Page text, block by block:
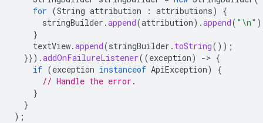
for (String attribution : attributions)
{
stringBuilder .append(attribution).append( "\n"
}
textView.append(stringBuilder . toString());
}}).addOnFailureListener((exception) -> {
if (exception instanceof ApiException)
{
// Handle the error.
}
}
);